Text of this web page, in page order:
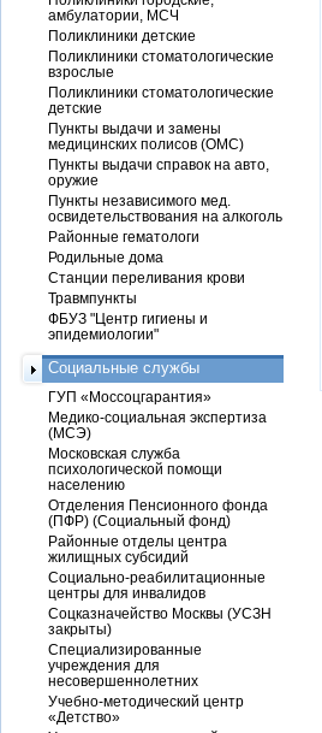
амбулатории, МСЧ
Поликлиники детские
Поликлиники стоматологические
взрослые
Поликлиники стоматологические
детские
Пункты выдачи и замены
медицинских полисов (ОМС)
Пункты выдачи справок на авто,
оружие
Пункты независимого мед.
освидетельствования на алкоголь
Районные гематологи
Родильные дома
Станции переливания крови
Травмпункты
ФБУЗ "Центр гигиены и
эпидемиологии"
Социальные службы
ГУП «Моссоцгарантия»
Медико-социальная экспертиза
(МСЭ)
Московская служба
психологической помощи
населению
Отделения Пенсионного фонда
(ПФР) (Социальный фонд)
Районные отделы центра
жилищных субсидий
Социально-реабилитационные
центры для инвалидов
Соцказначейство Москвы (УСЗН
закрыты)
Специализированные
учреждения для
несовершеннолетних
Учебно-методический центр
«Детство»